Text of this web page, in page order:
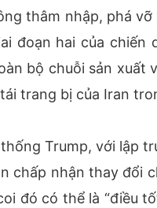
thâm nhập, phá
đoạn hai của
bộ chuỗi sản xuất
trang bị của Iran
Trump, với lập
chấp nhận thay đổi
đó có thể là “điều